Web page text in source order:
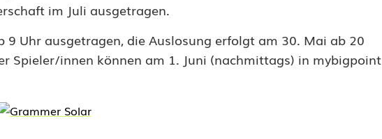
im Juli ausgetragen.
Uhr ausgetragen, die Auslosung erfolgt am 30. Mai ab 20
Spieler/innen können am 1. Juni (nachmittags) in mybigpoint